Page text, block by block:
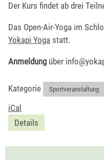
Der Kurs findet ab drei
Das Open-Air-Yoga im
Yokapi Yoga statt.
Anmeldung über
Kategorie Sportveranstaltung
iCal
Details